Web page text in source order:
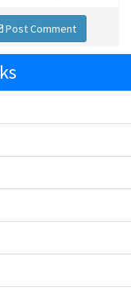
Post Comment